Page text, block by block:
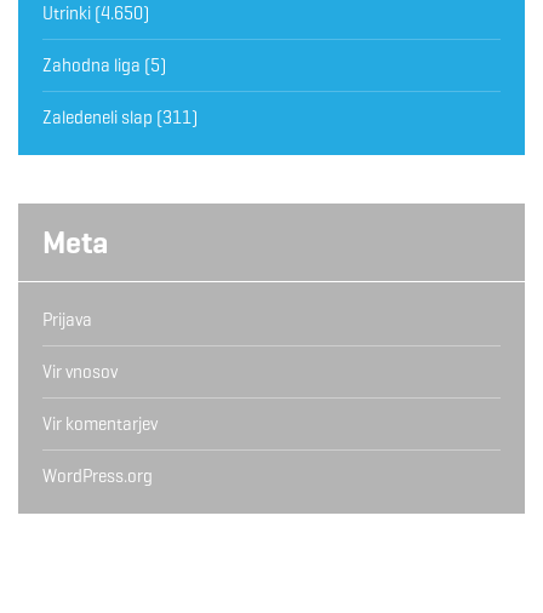
Utrinki (4.650)
Zahodna liga (5)
Zaledeneli slap (311)
Meta
Prijava
Vir vnosov
Vir komentarjev
WordPress.org